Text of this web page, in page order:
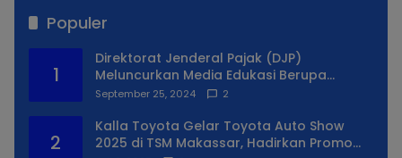
Populer
1
Direktorat Jenderal Pajak (DJP)
Meluncurkan Media Edukasi Berupa
Simulator Coretax
September 25, 2024 2
2
Kalla Toyota Gelar Toyota Auto Show
2025 di TSM Makassar, Hadirkan Promo